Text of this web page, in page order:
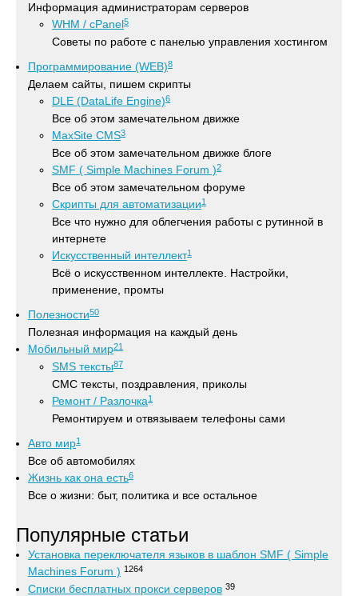
Информация администраторам серверов
WHM / cPanel5
Советы по работе с панелью управления хостингом
Программирование (WEB)8
Делаем сайты, пишем скрипты
DLE (DataLife Engine)6
Все об этом замечательном движке
MaxSite CMS3
Все об этом замечательном движке блоге
SMF ( Simple Machines Forum )2
Все об этом замечательном форуме
Скрипты для автоматизации1
Все что нужно для облегчения работы с рутинной в
интернете
Искусственный интеллект1
Всё о искусственном интеллекте. Настройки,
применение, промты
Полезности50
Полезная информация на каждый день
Мобильный мир21
SMS тексты87
СМС тексты, поздравления, приколы
Ремонт / Разлочка1
Ремонтируем и отвязываем телефоны сами
Авто мир1
Все об автомобилях
Жизнь как она есть6
Все о жизни: быт, политика и все остальное
Популярные статьи
Установка переключателя языков в шаблон SMF ( Simple
Machines Forum ) 1264
Списки бесплатных прокси серверов 39